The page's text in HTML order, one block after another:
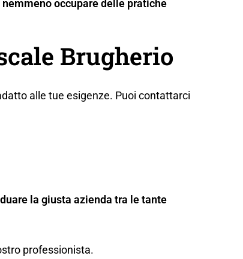
occupare delle pratiche
Brugherio
alle tue esigenze. Puoi contattarci
la giusta azienda tra le tante
professionista.